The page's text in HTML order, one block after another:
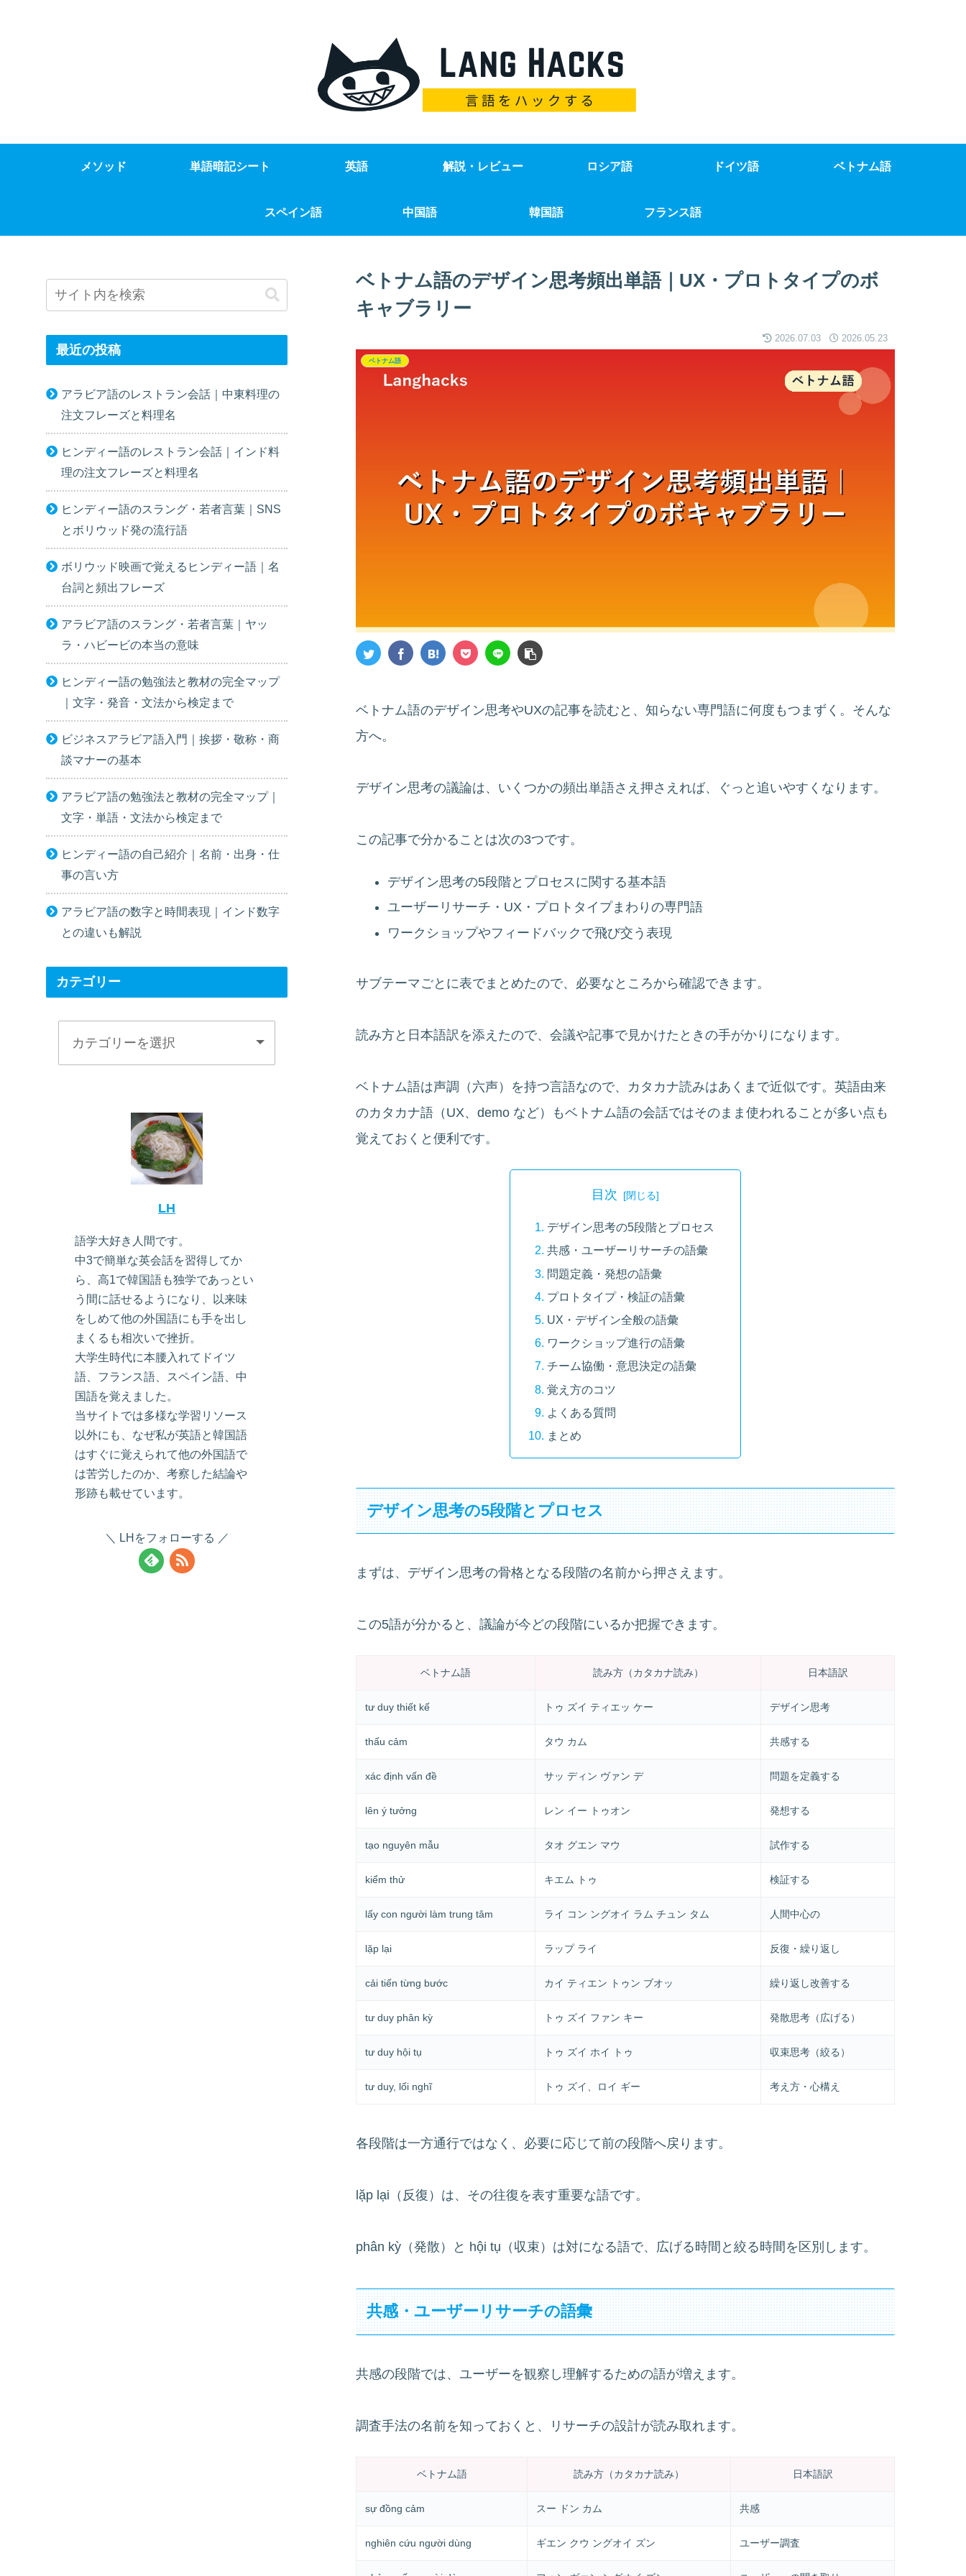
メソッド 単語暗記シート 英語 解説・レビュー ロシア語 ドイツ語 ベトナム語
スペイン語 中国語 韓国語 フランス語
ベトナム語のデザイン思考頻出単語｜UX・プロトタイプのボ
キャブラリー
2026.07.03 2026.05.23
ベトナム語
ベトナム語のデザイン思考やUXの記事を読むと、知らない専門語に何度もつまずく。そんな
方へ。
デザイン思考の議論は、いくつかの頻出単語さえ押さえれば、ぐっと追いやすくなります。
この記事で分かることは次の3つです。
デザイン思考の5段階とプロセスに関する基本語
ユーザーリサーチ・UX・プロトタイプまわりの専門語
ワークショップやフィードバックで飛び交う表現
サブテーマごとに表でまとめたので、必要なところから確認できます。
読み方と日本語訳を添えたので、会議や記事で見かけたときの手がかりになります。
ベトナム語は声調（六声）を持つ言語なので、カタカナ読みはあくまで近似です。英語由来
のカタカナ語（UX、demo など）もベトナム語の会話ではそのまま使われることが多い点も
覚えておくと便利です。
目次
デザイン思考の5段階とプロセス
共感・ユーザーリサーチの語彙
問題定義・発想の語彙
プロトタイプ・検証の語彙
UX・デザイン全般の語彙
ワークショップ進行の語彙
チーム協働・意思決定の語彙
覚え方のコツ
よくある質問
まとめ
デザイン思考の5段階とプロセス
まずは、デザイン思考の骨格となる段階の名前から押さえます。
この5語が分かると、議論が今どの段階にいるか把握できます。
ベトナム語 読み方（カタカナ読み） 日本語訳
tư duy thiết kế トゥ ズイ ティエッ ケー デザイン思考
thấu cảm タウ カム 共感する
xác định vấn đề サッ ディン ヴァン デ 問題を定義する
lên ý tưởng レン イー トゥオン 発想する
tạo nguyên mẫu タオ グエン マウ 試作する
kiểm thử キエム トゥ 検証する
lấy con người làm trung tâm ライ コン ングオイ ラム チュン タム 人間中心の
lặp lại ラップ ライ 反復・繰り返し
cải tiến từng bước カイ ティエン トゥン ブオッ 繰り返し改善する
tư duy phân kỳ トゥ ズイ ファン キー 発散思考（広げる）
tư duy hội tụ トゥ ズイ ホイ トゥ 収束思考（絞る）
tư duy, lối nghĩ トゥ ズイ、ロイ ギー 考え方・心構え
各段階は一方通行ではなく、必要に応じて前の段階へ戻ります。
lặp lại（反復）は、その往復を表す重要な語です。
phân kỳ（発散）と hội tụ（収束）は対になる語で、広げる時間と絞る時間を区別します。
共感・ユーザーリサーチの語彙
共感の段階では、ユーザーを観察し理解するための語が増えます。
調査手法の名前を知っておくと、リサーチの設計が読み取れます。
ベトナム語 読み方（カタカナ読み） 日本語訳
sự đồng cảm スー ドン カム 共感
nghiên cứu người dùng ギエン クウ ングオイ ズン ユーザー調査
最近の投稿
アラビア語のレストラン会話｜中東料理の
注文フレーズと料理名
ヒンディー語のレストラン会話｜インド料
理の注文フレーズと料理名
ヒンディー語のスラング・若者言葉｜SNS
とボリウッド発の流行語
ボリウッド映画で覚えるヒンディー語｜名
台詞と頻出フレーズ
アラビア語のスラング・若者言葉｜ヤッ
ラ・ハビービの本当の意味
ヒンディー語の勉強法と教材の完全マップ
｜文字・発音・文法から検定まで
ビジネスアラビア語入門｜挨拶・敬称・商
談マナーの基本
アラビア語の勉強法と教材の完全マップ｜
文字・単語・文法から検定まで
ヒンディー語の自己紹介｜名前・出身・仕
事の言い方
アラビア語の数字と時間表現｜インド数字
との違いも解説
カテゴリー
LH
語学大好き人間です。
中3で簡単な英会話を習得してか
ら、高1で韓国語も独学であっとい
う間に話せるようになり、以来味
をしめて他の外国語にも手を出し
まくるも相次いで挫折。
大学生時代に本腰入れてドイツ
語、フランス語、スペイン語、中
国語を覚えました。
当サイトでは多様な学習リソース
以外にも、なぜ私が英語と韓国語
はすぐに覚えられて他の外国語で
は苦労したのか、考察した結論や
形跡も載せています。
LHをフォローする